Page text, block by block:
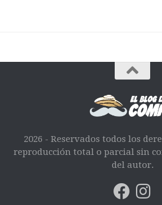
2026 - Reservados todos los
reproducción total o parcial sin
del autor.